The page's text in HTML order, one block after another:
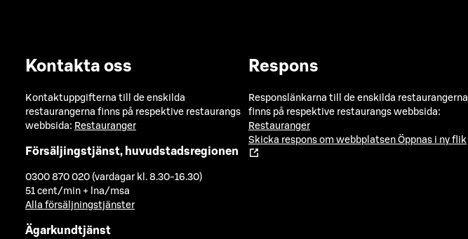
Kontakta oss
Kontaktuppgifterna till de enskilda
restaurangerna finns på respektive restaurangs
webbsida: Restauranger
Försäljingstjänst, huvudstadsregionen
0300 870 020 (vardagar kl. 8.30-16.30)
51 cent/min + lna/msa
Alla försäljningstjänster
Ägarkundtjänst
Respons
Responslänkarna till de enskilda restaurangerna
finns på respektive restaurangs webbsida:
Restauranger
Skicka respons om webbplatsen Öppnas i ny flik